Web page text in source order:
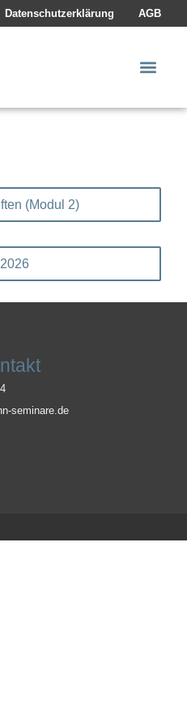
Datenschutzerklärung AGB
(Modul 2)
seminare.de